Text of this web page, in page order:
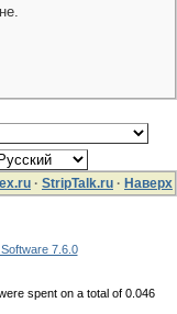
· StripTalk.ru · Наверх
7.6.0
spent on a total of 0.046